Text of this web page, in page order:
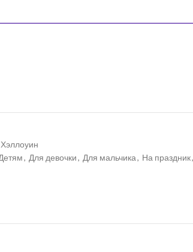
Хэллоуин
, Для девочки, Для мальчика, На праздник,